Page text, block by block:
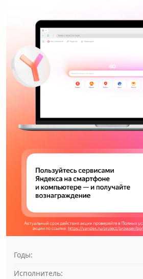
Годы:
Исполнитель: